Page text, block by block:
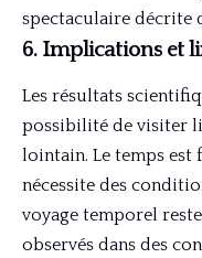
spectaculaire décrite
6. Implications et
Les résultats
possibilité de visiter
lointain. Le temps est
nécessite des
voyage temporel
observés dans des